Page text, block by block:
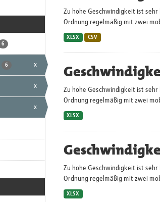
6
6 x
x
x
Zu hohe Geschwindigkeit ist
Ordnung regelmäßig mit zwei
XLSX CSV
Zu hohe Geschwindigkeit ist
Ordnung regelmäßig mit zwei
XLSX
Zu hohe Geschwindigkeit ist
Ordnung regelmäßig mit zwei
XLSX